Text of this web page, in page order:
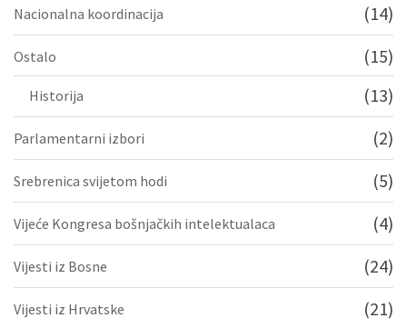
Nacionalna koordinacija (14)
Ostalo (15)
Historija (13)
Parlamentarni izbori (2)
Srebrenica svijetom hodi (5)
Vijeće Kongresa bošnjačkih intelektualaca (4)
Vijesti iz Bosne (24)
Vijesti iz Hrvatske (21)